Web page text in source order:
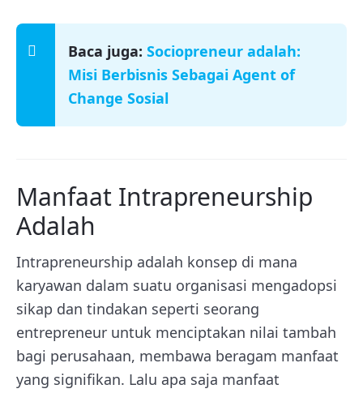
Baca juga: Sociopreneur adalah:
Misi Berbisnis Sebagai Agent of
Change Sosial
Manfaat Intrapreneurship
Adalah
Intrapreneurship adalah konsep di mana
karyawan dalam suatu organisasi mengadopsi
sikap dan tindakan seperti seorang
entrepreneur untuk menciptakan nilai tambah
bagi perusahaan, membawa beragam manfaat
yang signifikan. Lalu apa saja manfaat